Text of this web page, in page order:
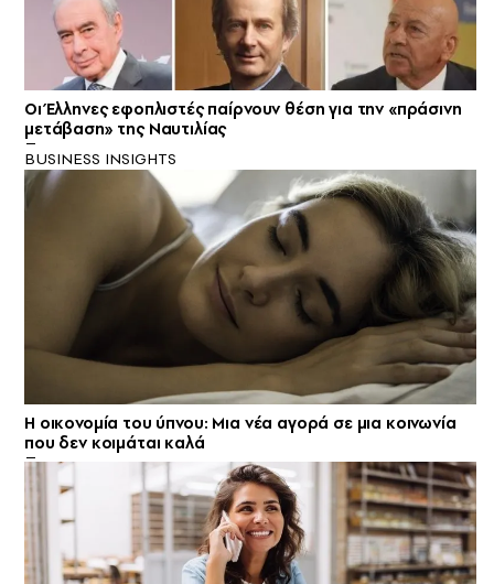
Οι Έλληνες εφοπλιστές παίρνουν θέση για την «πράσινη
μετάβαση» της Ναυτιλίας
BUSINESS INSIGHTS
Η οικονομία του ύπνου: Μια νέα αγορά σε μια κοινωνία
που δεν κοιμάται καλά